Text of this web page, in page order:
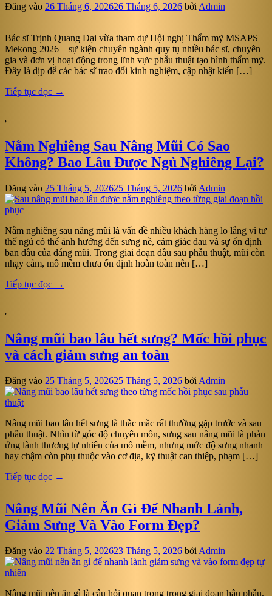
Đăng vào 26 Tháng 6, 202626 Tháng 6, 2026 bởi Admin
Bác sĩ Trịnh Quang Đại vừa tham dự Hội nghị Thẩm mỹ MSAPS
Mekong 2026 – sự kiện chuyên ngành quy tụ nhiều bác sĩ, chuyên
gia và đơn vị hoạt động trong lĩnh vực phẫu thuật tạo hình thẩm mỹ.
Đây là dịp để các bác sĩ trao đổi kinh nghiệm, cập nhật kiến […]
Tiếp tục đọc →
,
Nằm Nghiêng Sau Nâng Mũi Có Sao
Không? Bao Lâu Được Ngủ Nghiêng Lại?
Đăng vào 25 Tháng 5, 202625 Tháng 5, 2026 bởi Admin
Nằm nghiêng sau nâng mũi là vấn đề nhiều khách hàng lo lắng vì tư
thế ngủ có thể ảnh hưởng đến sưng nề, cảm giác đau và sự ổn định
ban đầu của dáng mũi. Trong giai đoạn đầu sau phẫu thuật, mũi còn
nhạy cảm, mô mềm chưa ổn định hoàn toàn nên […]
Tiếp tục đọc →
,
Nâng mũi bao lâu hết sưng? Mốc hồi phục
và cách giảm sưng an toàn
Đăng vào 25 Tháng 5, 202625 Tháng 5, 2026 bởi Admin
Nâng mũi bao lâu hết sưng là thắc mắc rất thường gặp trước và sau
phẫu thuật. Nhìn từ góc độ chuyên môn, sưng sau nâng mũi là phản
ứng lành thương tự nhiên của mô mềm, nhưng mức độ sưng nhanh
hay chậm còn phụ thuộc vào cơ địa, kỹ thuật can thiệp, phạm […]
Tiếp tục đọc →
Nâng Mũi Nên Ăn Gì Để Nhanh Lành,
Giảm Sưng Và Vào Form Đẹp?
Đăng vào 22 Tháng 5, 202623 Tháng 5, 2026 bởi Admin
Nâng mũi nên ăn gì là câu hỏi quan trọng trong giai đoạn hậu phẫu,